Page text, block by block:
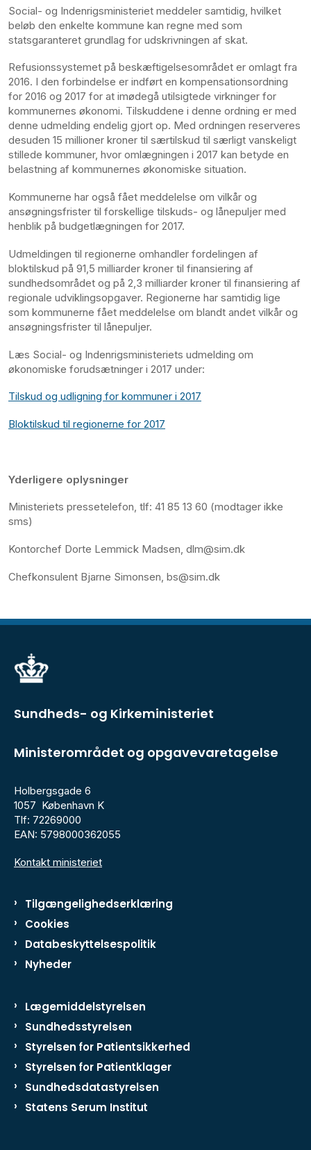
Social- og Indenrigsministeriet meddeler samtidig, hvilket
beløb den enkelte kommune kan regne med som
statsgaranteret grundlag for udskrivningen af skat.
Refusionssystemet på beskæftigelsesområdet er omlagt fra
2016. I den forbindelse er indført en kompensationsordning
for 2016 og 2017 for at imødegå utilsigtede virkninger for
kommunernes økonomi. Tilskuddene i denne ordning er med
denne udmelding endelig gjort op. Med ordningen reserveres
desuden 15 millioner kroner til særtilskud til særligt vanskeligt
stillede kommuner, hvor omlægningen i 2017 kan betyde en
belastning af kommunernes økonomiske situation.
Kommunerne har også fået meddelelse om vilkår og
ansøgningsfrister til forskellige tilskuds- og lånepuljer med
henblik på budgetlægningen for 2017.
Udmeldingen til regionerne omhandler fordelingen af
bloktilskud på 91,5 milliarder kroner til finansiering af
sundhedsområdet og på 2,3 milliarder kroner til finansiering af
regionale udviklingsopgaver. Regionerne har samtidig lige
som kommunerne fået meddelelse om blandt andet vilkår og
ansøgningsfrister til lånepuljer.
Læs Social- og Indenrigsministeriets udmelding om
økonomiske forudsætninger i 2017 under:
Tilskud og udligning for kommuner i 2017
Bloktilskud til regionerne for 2017
Yderligere oplysninger
Ministeriets pressetelefon, tlf: 41 85 13 60 (modtager ikke
sms)
Kontorchef Dorte Lemmick Madsen, dlm@sim.dk
Chefkonsulent Bjarne Simonsen, bs@sim.dk
Sundheds- og Kirkeministeriet
Ministerområdet og opgavevaretagelse
Holbergsgade 6
1057 København K
Tlf: 72269000
EAN: 5798000362055
Kontakt ministeriet
Tilgængelighedserklæring
Cookies
Databeskyttelsespolitik
Nyheder
Lægemiddelstyrelsen
Sundhedsstyrelsen
Styrelsen for Patientsikkerhed
Styrelsen for Patientklager
Sundhedsdatastyrelsen
Statens Serum Institut